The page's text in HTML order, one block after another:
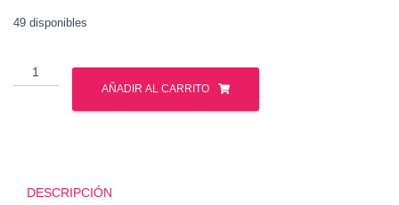
49 disponibles
Stenabolic
-
AÑADIR AL CARRITO
DESCRIPCIÓN